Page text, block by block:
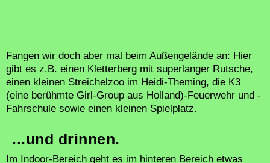
Fangen wir doch aber mal beim Außengelände an: Hier
gibt es z.B. einen Kletterberg mit superlanger Rutsche,
einen kleinen Streichelzoo im Heidi-Theming, die K3
(eine berühmte Girl-Group aus Holland)-Feuerwehr und -
Fahrschule sowie einen kleinen Spielplatz.
...und drinnen.
Im Indoor-Bereich geht es im hinteren Bereich etwas